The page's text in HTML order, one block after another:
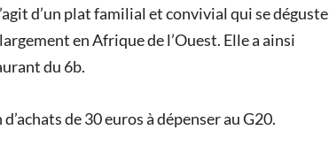
d’un plat familial et convivial qui se déguste
en Afrique de l’Ouest. Elle a ainsi
du 6b.
de 30 euros à dépenser au G20.